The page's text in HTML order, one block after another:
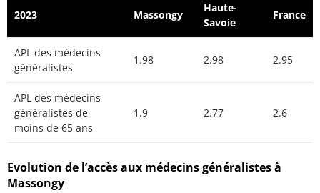
2023 Massongy
Haute-
Savoie
France
APL des médecins
généralistes
1.98 2.98 2.95
APL des médecins
généralistes de
moins de 65 ans
1.9 2.77 2.6
Evolution de l’accès aux médecins généralistes à
Massongy